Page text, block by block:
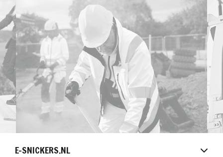
bescherming voor jou!
E-SNICKERS.NL